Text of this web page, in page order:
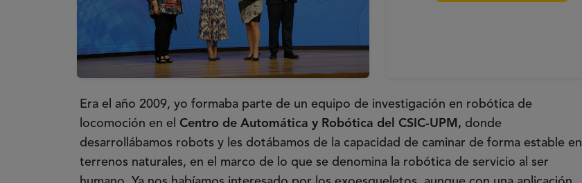
Era el año 2009, yo formaba parte de un equipo de investigación en robótica de
locomoción en el Centro de Automática y Robótica del CSIC-UPM, donde
desarrollábamos robots y les dotábamos de la capacidad de caminar de forma estable en
terrenos naturales, en el marco de lo que se denomina la robótica de servicio al ser